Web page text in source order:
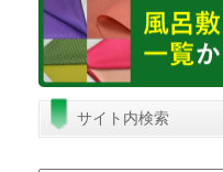
サイト内検索